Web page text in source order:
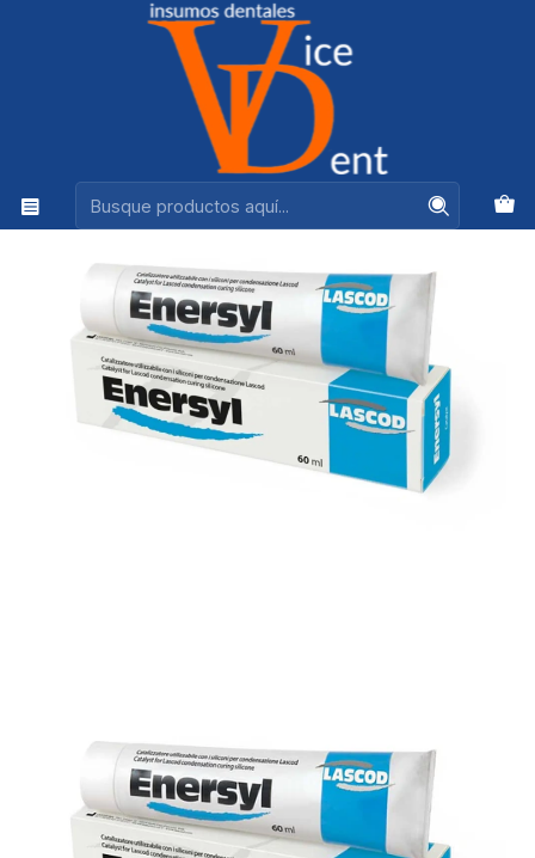
Ventas +56944575313
IMPRESION Y REHABILITACION
ACTIVADOR CATALIZADOR ENERSYL 60 ML